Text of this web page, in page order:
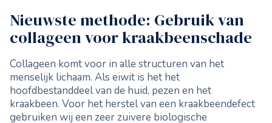
Nieuwste methode: Gebruik van
collageen voor kraakbeenschade
Collageen komt voor in alle structuren van het
menselijk lichaam. Als eiwit is het het
hoofdbestanddeel van de huid, pezen en het
kraakbeen. Voor het herstel van een kraakbeendefect
gebruiken wij een zeer zuivere biologische